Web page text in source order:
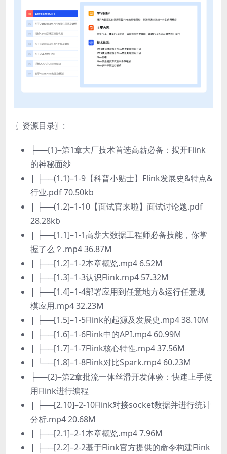
〖资源目录〗:
├──{1}–第1章大厂技术首选高薪必备：揭开Flink
的神秘面纱
| ├──(1.1)–1-9【科普小贴士】Flink发展史&特点&
行业.pdf 70.50kb
| ├──(1.2)–1-10【面试官来啦】面试讨论题.pdf
28.28kb
| ├──[1.1]–1-1高薪大数据工程师必备技能，你掌
握了么？.mp4 36.87M
| ├──[1.2]–1-2本章概览.mp4 6.52M
| ├──[1.3]–1-3认识Flink.mp4 57.32M
| ├──[1.4]–1-4部署应用到任意地方&运行任意规
模应用.mp4 32.23M
| ├──[1.5]–1-5Flink的起源及发展史.mp4 38.10M
| ├──[1.6]–1-6Flink中的API.mp4 60.99M
| ├──[1.7]–1-7Flink核心特性.mp4 37.56M
| └──[1.8]–1-8Flink对比Spark.mp4 60.23M
├──{2}–第2章批流一体丝滑开发体验：快速上手使
用Flink进行编程
| ├──[2.10]–2-10Flink对接socket数据并进行统计
分析.mp4 20.68M
| ├──[2.1]–2-1本章概览.mp4 7.96M
| ├──[2.2]–2-2基于Flink官方提供的命令构建Flink